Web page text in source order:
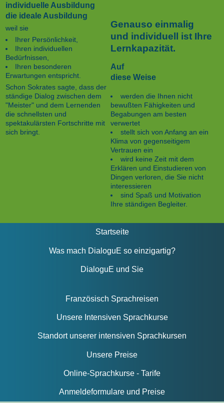
individuelle Ausbildung
die ideale Ausbildung
weil sie
Ihrer Persönlichkeit,
Ihren individuellen
Bedürfnissen,
Ihren besonderen
Erwartungen entspricht.
Schon Sokrates sagte, dass der
ständige Dialog zwischen dem
"Meister" und dem Lernenden
die schnellsten und
spektakulärsten Fortschritte mit
sich bringt.
Genauso einmalig
und individuell ist Ihre
Lernkapazität.
Auf
diese Weise
werden die Ihnen nicht
bewußten Fähigkeiten und
Begabungen am besten
verwertet
stellt sich von Anfang an ein
Klima von gegenseitigem
Vertrauen ein
wird keine Zeit mit dem
Erklären und Einstudieren von
Dingen verloren, die Sie nicht
interessieren
sind Spaß und Motivation
Ihre ständigen Begleiter.
Startseite
Was mach DialoguE so einzigartig?
DialoguE und Sie
Französisch Sprachreisen
Unsere Intensiven Sprachkurse
Standort unserer intensiven Sprachkursen
Unsere Preise
Online-Sprachkurse - Tarife
Anmeldeformulare und Preise